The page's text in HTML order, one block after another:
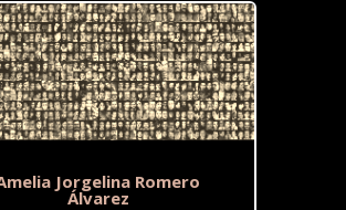
Jorgelina Romero
Álvarez